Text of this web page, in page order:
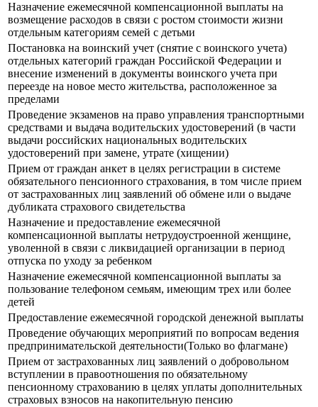
Назначение ежемесячной компенсационной выплаты на
возмещение расходов в связи с ростом стоимости жизни
отдельным категориям семей с детьми
Постановка на воинский учет (снятие с воинского учета)
отдельных категорий граждан Российской Федерации и
внесение изменений в документы воинского учета при
переезде на новое место жительства, расположенное за
пределами
Прoведение экзаменов на право управления транспортными
средствами и выдача водительских удостоверений (в части
выдачи российских национальных водительских
удостоверений при замене, утрате (хищении)
Прием от граждан анкет в целях регистрации в системе
обязательного пенсионного страхования, в том числе прием
от застрахованных лиц заявлений об обмене или о выдаче
дубликата страхового свидетельства
Назначение и предоставление ежемесячной
компенсационной выплаты нетрудоустроенной женщине,
уволенной в связи с ликвидацией организации в период
отпуска по уходу за ребенком
Назначение ежемесячной компенсационной выплаты за
пользование телефоном семьям, имеющим трех или более
детей
Предоставление ежемесячной городской денежной выплаты
Проведение обучающих мероприятий по вопросам ведения
предпринимательской деятельности(Только во флагмане)
Прием от застрахованных лиц заявлений о добровольном
вступлении в правоотношения по обязательному
пенсионному страхованию в целях уплаты дополнительных
страховых взносов на накопительную пенсию